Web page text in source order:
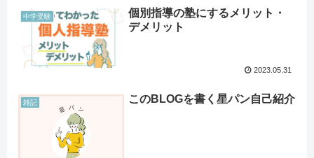
中学受験
個別指導の塾にするメリット・
デメリット
2023.05.31
雑記 このBLOGを書く星パン自己紹介